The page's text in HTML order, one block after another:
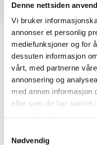
Denne nettsiden
Vi bruker
annonser et personlig
mediefunksjoner og for
dessuten informasjon
vårt, med partnerne
annonsering og
med annen informasjon
eller som de har samlet
Nødvendig